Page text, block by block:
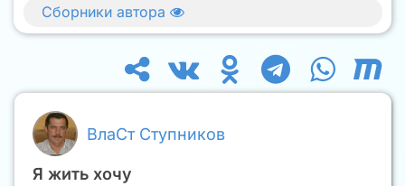
ВлаСт Ступников
Я жить хочу
Сборники автора